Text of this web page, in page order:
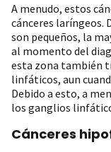
A menudo, estos
cánceres laríngeos.
son pequeños, la
al momento del
esta zona también
linfáticos, aun
Debido a esto, a
los ganglios
Cánceres